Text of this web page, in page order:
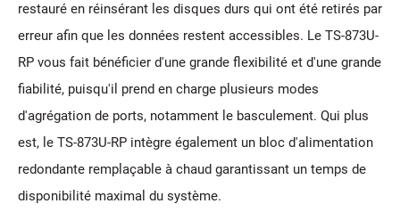
restauré en réinsérant les disques durs qui ont été retirés par
erreur afin que les données restent accessibles. Le TS-873U-
RP vous fait bénéficier d'une grande flexibilité et d'une grande
fiabilité, puisqu'il prend en charge plusieurs modes
d'agrégation de ports, notamment le basculement. Qui plus
est, le TS-873U-RP intègre également un bloc d'alimentation
redondante remplaçable à chaud garantissant un temps de
disponibilité maximal du système.